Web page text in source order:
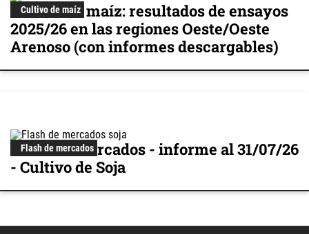
Cultivo de maíz
Cultivo de maíz: resultados de ensayos
2025/26 en las regiones Oeste/Oeste
Arenoso (con informes descargables)
Flash de mercados
Flash de mercados - informe al 31/07/26
- Cultivo de Soja